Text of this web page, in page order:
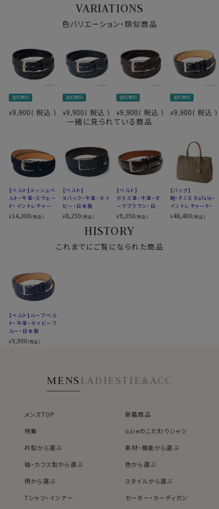
※スポット商品につき再入荷はございません。
※革本来の風合いを生かす仕上げ加工の為、色落ち、
■ベルトの切り方はこちら⇒
■革ベルトのお手入れ方法はこちら⇒
60508
VARIATIONS
色バリエーション・類似商品
送料無料
¥9,900 税込
送料無料
¥9,900 税込
送料無料
¥9,900 税込
送料無料
¥9,900 税込
一緒に見られている商品
【ベルト】メッシュベ
ルト・牛革・スウェー
ド・イントレチャー
ト・ネイビーブルー・
日本製
¥14,300(税込)
【ベルト】
ヌバック・牛革・ネイ
ビー・日本製
¥8,250(税込)
【ベルト】
ガラス革・牛革・ダ
ークブラウン・日本
製
¥9,350(税込)
【バッグ】
鞄・P.I.D Rafale・
イントレチャート・ト
ートバッグ・ 山羊
革・グレーベージュ
¥48,400(税込)
HISTORY
これまでにご覧になられた商品
【ベルト】ループベル
ト・牛革・ネイビーブ
ルー・日本製
¥9,900(税込)
MENSLADIESTIE&ACC
メンズTOP
新着商品
特集
ozieのこだわりシャツ
衿型から選ぶ
素材・機能から選ぶ
袖・カフス型から選ぶ
色から選ぶ
柄から選ぶ
スタイルから選ぶ
Tシャツ・インナー
セーター・カーディガン